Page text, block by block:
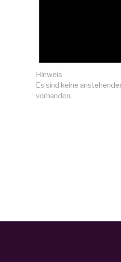
Hinweis
Es sind keine
vorhanden.